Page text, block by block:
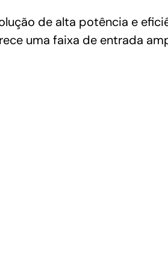
de alta potência e
uma faixa de entrada